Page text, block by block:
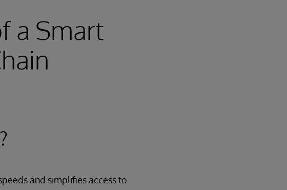
a Smart
and simplifies access to